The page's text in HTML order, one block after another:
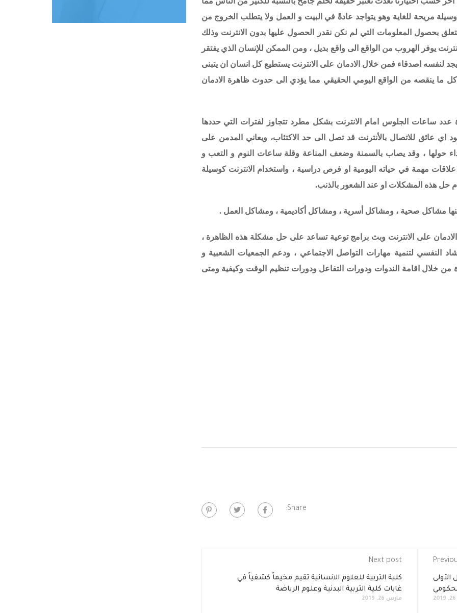
وسيلة مريحة للغاية وهو يتواجد عادةً في البيت و العمل ولا يتطلب الخروج من
بحصول المعلومات التي لم نكن نقدر الحصول عليها بدون الانترنت وذلك
يوفر الهروب من الواقع الى واقع بديل ، ومن الممكن للإنسان الذي يفتقر
يجد لنفسه اصدقاء فمن خلال الادمان على الانترنت يستطيع كل انسان ان يتبنى
ما ينقصه من الواقع اليومي الحقيقي مما يؤدي الى حدوث ظاهرة الادمان
عدد ساعات الجلوس امام الانترنت بشكل مطرد تتجاوز لفترات التي حددها
اي عائق للاتصال بالأنترنت قد تصل الى حد الاكتئاب، ويعاني المدمن على
حولها ، وقد يصاب بالسمنة وضعف المناعة وقلة ساعات النوم و التعب و
مهمة في حياته اليومية او فرص دراسية ، واستخدام الانترنت كوسيلة
حل هذه المشكلات او عند الشعور بالذنب.
مشاكل صحية ، ومشاكل أسرية ، ومشاكل أكاديمية ، ومشاكل العمل .
على الانترنت وبث برامج توعية تساعد على حل مشكلة هذه الظاهرة ،
النفسي لتنمية مهارات التواصل الاجتماعي ، ودعم الجمعيات الشعبية و
من خلال اقامة الندوات ودورات التفاعل ودورات تنظيم الوقت وكيفية ومتى
Share:
الأولى
Next post
كلية التربية للعلوم الانسانية تقيم مخيماً كشفياً في
غابات كلية التربية البدنية وعلوم الرياضة
مارس 26, 2019